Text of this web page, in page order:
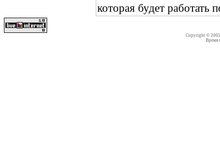
которая будет
Copyright ©
Время